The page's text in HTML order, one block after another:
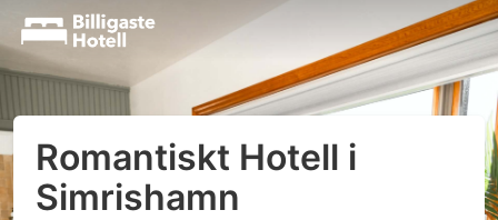
Romantiskt Hotell i
Simrishamn